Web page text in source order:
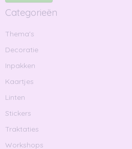
Categorieën
Thema's
Decoratie
Inpakken
Kaartjes
Linten
Stickers
Traktaties
Workshops